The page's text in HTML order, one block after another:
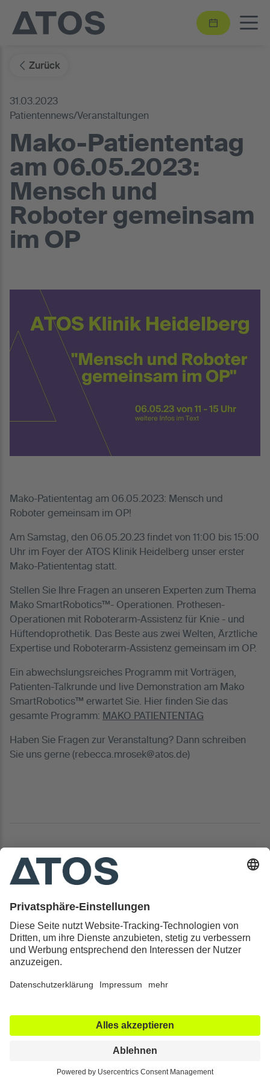
Zurück
31.03.2023
Patientennews/Veranstaltungen
Mako-Patiententag
am 06.05.2023:
Mensch und
Roboter gemeinsam
im OP
Mako-Patiententag am 06.05.2023: Mensch und
Roboter gemeinsam im OP!
Am Samstag, den 06.05.20.23 findet von 11:00 bis 15:00
Uhr im Foyer der ATOS Klinik Heidelberg unser erster
Mako-Patiententag statt.
Stellen Sie Ihre Fragen an unseren Experten zum Thema
Mako SmartRobotics™- Operationen. Prothesen-
Operationen mit Roboterarm-Assistenz für Knie - und
Hüftendoprothetik. Das Beste aus zwei Welten, Ärztliche
Expertise und Roboterarm-Assistenz gemeinsam im OP.
Ein abwechslungsreiches Programm mit Vorträgen,
Patienten-Talkrunde und live Demonstration am Mako
SmartRobotics™ erwartet Sie. Hier finden Sie das
gesamte Programm: MAKO PATIENTENTAG
Haben Sie Fragen zur Veranstaltung? Dann schreiben
Sie uns gerne (rebecca.mrosek@atos.de)
Kontakt & Rechtliches
Alle ATOS Kliniken